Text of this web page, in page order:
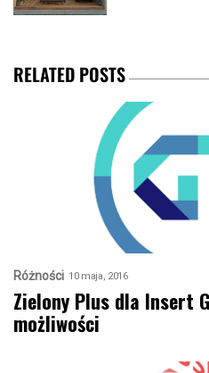
RELATED POSTS
Różności 10 maja, 2016
Zielony Plus dla Insert
możliwości